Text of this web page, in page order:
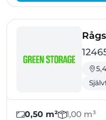
0,50 m² 1,00 m³